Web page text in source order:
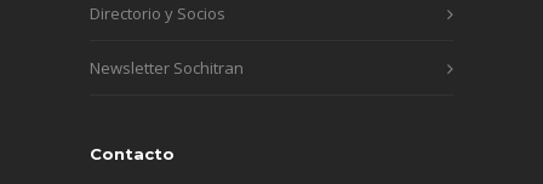
Directorio y Socios
Newsletter Sochitran
Contacto